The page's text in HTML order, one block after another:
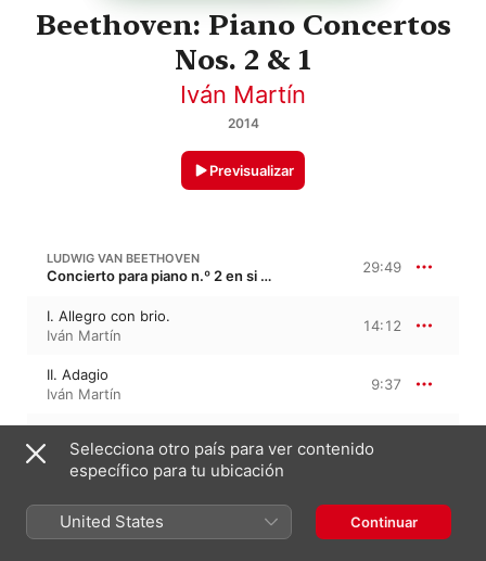
Beethoven: Piano Concertos
Nos. 2 & 1
Iván Martín
2014
Previsualizar
LUDWIG VAN BEETHOVEN
Concierto para piano n.º 2 en si bemol mayor, Op. 19 29:49
I. Allegro con brio.
Iván Martín
14:12
II. Adagio
Iván Martín
9:37
Iván Martín
6:00
LUDWIG VAN BEETHOVEN
Concierto para piano n.º 1 en do mayor, Op. 15 40:17
Selecciona otro país para ver contenido
específico para tu ubicación
United States Continuar